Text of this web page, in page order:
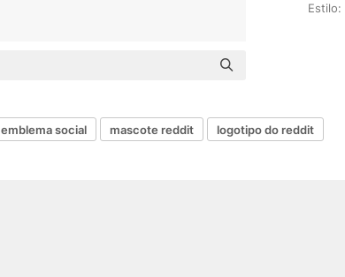
Estilo:
emblema social mascote reddit logotipo do reddit